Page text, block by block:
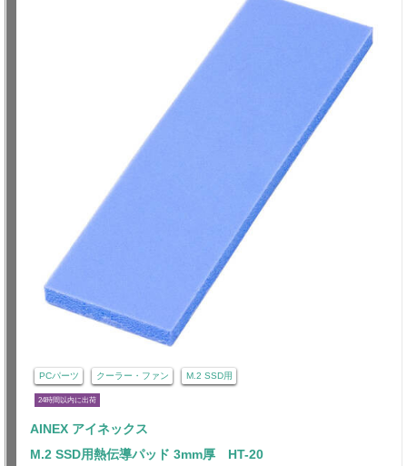
PCパーツ クーラー・ファン M.2 SSD用
24時間以内に出荷
AINEX アイネックス
M.2 SSD用熱伝導パッド 3mm厚 HT-20